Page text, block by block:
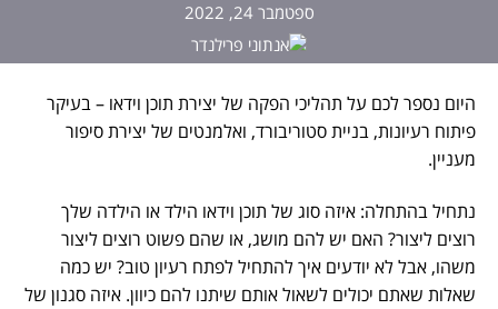
ספטמבר 24, 2022
היום נספר לכם על תהליכי הפקה של יצירת תוכן וידאו – בעיקר
פיתוח רעיונות, בניית סטוריבורד, ואלמנטים של יצירת סיפור
מעניין.
נתחיל בהתחלה: איזה סוג של תוכן וידאו הילד או הילדה שלך
רוצים ליצור? האם יש להם מושג, או שהם פשוט רוצים ליצור
משהו, אבל לא יודעים איך להתחיל לפתח רעיון טוב? יש כמה
שאלות שאתם יכולים לשאול אותם שיתנו להם כיוון. איזה סגנון של